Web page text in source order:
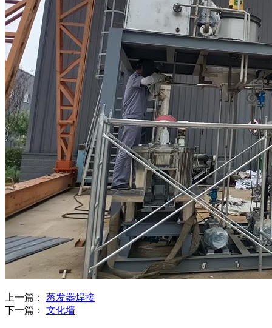
上一篇： 蒸发器焊接
下一篇： 文化墙